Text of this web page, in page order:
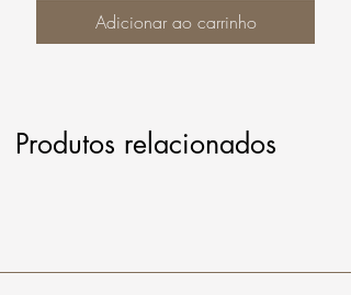
Adicionar ao carrinho
Produtos relacionados